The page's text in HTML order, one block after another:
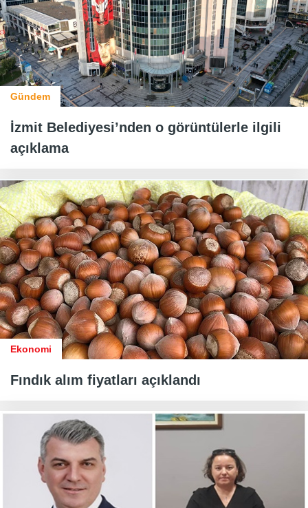
Gündem
İzmit Belediyesi’nden o görüntülerle ilgili
açıklama
Ekonomi
Fındık alım fiyatları açıklandı